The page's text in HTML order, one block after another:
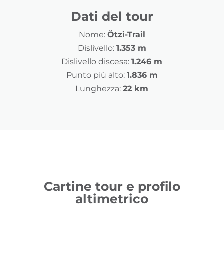
Dati del tour
Nome: Ötzi-Trail
Dislivello: 1.353 m
Dislivello discesa: 1.246 m
Punto più alto: 1.836 m
Lunghezza: 22 km
Cartine tour e profilo
altimetrico